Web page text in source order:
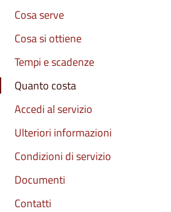
Cosa serve
Cosa si ottiene
Tempi e scadenze
Quanto costa
Accedi al servizio
Ulteriori informazioni
Condizioni di servizio
Documenti
Contatti